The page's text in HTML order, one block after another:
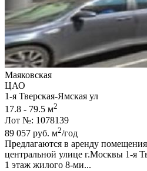
Маяковская
ЦАО
1-я Тверская-Ямская ул
17.8 - 79.5 м2
Лот №: 1078139
89 057 руб. м2/год
Предлагаются в аренду
центральной улице г.Москвы 1-я
1 этаж жилого 8-ми...